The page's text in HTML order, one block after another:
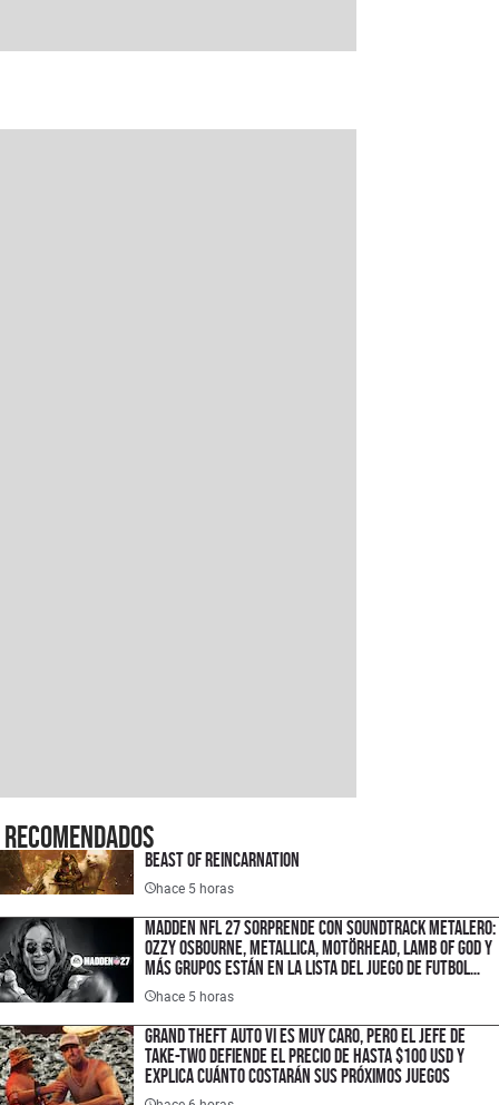
Recomendados
Beast of Reincarnation
hace 5 horas
Madden NFL 27 sorprende con soundtrack metalero:
Ozzy Osbourne, Metallica, Motörhead, Lamb of God y
más grupos están en la lista del juego de futbol
americano
hace 5 horas
Grand Theft Auto VI es muy caro, pero el jefe de
Take-Two defiende el precio de hasta $100 USD y
explica cuánto costarán sus próximos juegos